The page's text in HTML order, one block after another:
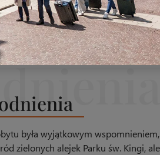
była wyjątkowym
zielonych alejek Parku św. Kingi,